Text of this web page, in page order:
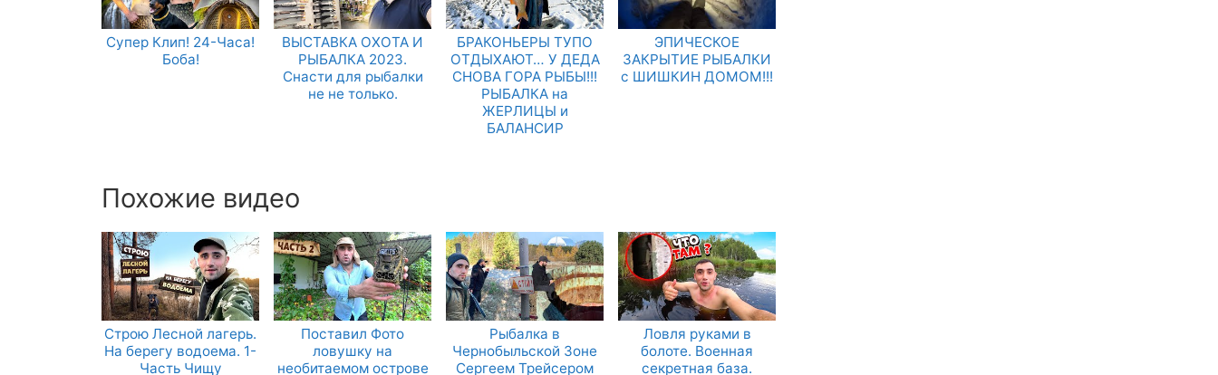
Супер Клип! 24-Часа!
Боба!
ВЫСТАВКА ОХОТА И
РЫБАЛКА 2023.
Снасти для рыбалки
не не только.
БРАКОНЬЕРЫ ТУПО
ОТДЫХАЮТ… У ДЕДА
СНОВА ГОРА РЫБЫ!!!
РЫБАЛКА на
ЖЕРЛИЦЫ и
БАЛАНСИР
ЭПИЧЕСКОЕ
ЗАКРЫТИЕ РЫБАЛКИ
с ШИШКИН ДОМОМ!!!
Похожие видео
Строю Лесной лагерь.
На берегу водоема. 1-
Часть Чищу
Поставил Фото
ловушку на
необитаемом острове
Рыбалка в
Чернобыльской Зоне
Сергеем Трейсером
Ловля руками в
болоте. Военная
секретная база.